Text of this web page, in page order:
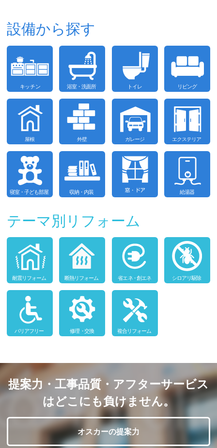
設備から探す
テーマ別リフォーム
提案力・工事品質・アフターサービス
はどこにも負けません。
オスカーの提案力